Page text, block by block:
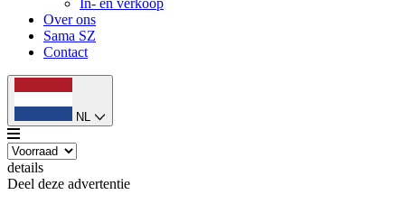
In- en verkoop
Over ons
Sama SZ
Contact
NL
details
Deel deze advertentie